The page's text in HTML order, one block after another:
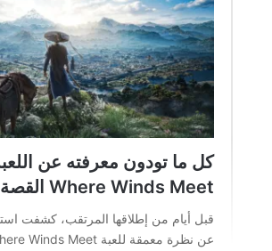
كل ما تودون معرفته عن
Where Winds Meet القصة وأسلوب اللعب